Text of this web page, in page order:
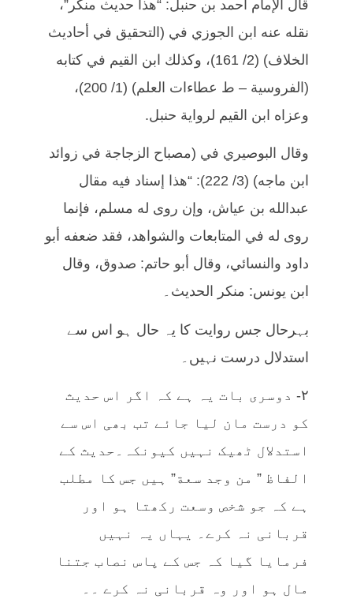
قال الإمام أحمد بن حنبل: “هذا حديث منكر”،
نقله عنه ابن الجوزي في (التحقيق في أحاديث
الخلاف) (2/ 161)، وكذلك ابن القيم في كتابه
(الفروسية – ط عطاءات العلم) (1/ 200)،
وعزاه ابن القيم لرواية حنبل.
وقال البوصيري في (مصباح الزجاجة في زوائد
ابن ماجه) (3/ 222): “هذا إسناد فيه مقال
عبدالله بن عياش، وإن روى له مسلم، فإنما
روى له في المتابعات والشواهد، فقد ضعفه أبو
داود والنسائي، وقال أبو حاتم: صدوق، وقال
ابن يونس: منكر الحديث۔
بہرحال جس روایت کا یہ حال ہو اس سے
استدلال درست نہیں۔
٢- دوسری بات یہ ہے کہ اگر اس حدیث
کو درست مان لیا جائے تب بھی اس سے
استدلال ٹھیک نہیں کیونکہ۔حدیث کے
الفاظ ” من وجد سعة” ہیں جس کا مطلب
ہے کہ جو شخص وسعت رکھتا ہو اور
قربانی نہ کرے۔ یہاں یہ نہیں
فرمایا گیا کہ جس کے پاس نصاب جتنا
مال ہو اور وہ قربانی نہ کرے ۔۔